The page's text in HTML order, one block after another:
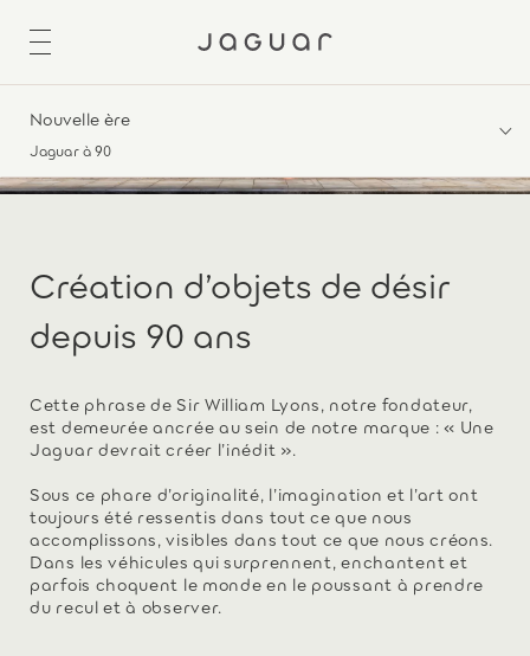
Nouvelle ère
Jaguar à 90
Création d’objets de désir
depuis 90 ans
Cette phrase de Sir William Lyons, notre fondateur,
est demeurée ancrée au sein de notre marque : « Une
Jaguar devrait créer l’inédit ».
Sous ce phare d’originalité, l’imagination et l’art ont
toujours été ressentis dans tout ce que nous
accomplissons, visibles dans tout ce que nous créons.
Dans les véhicules qui surprennent, enchantent et
parfois choquent le monde en le poussant à prendre
du recul et à observer.